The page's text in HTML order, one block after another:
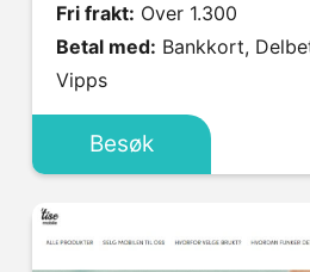
Fri frakt: Over 1.300
Betal med:
Vipps
Besøk